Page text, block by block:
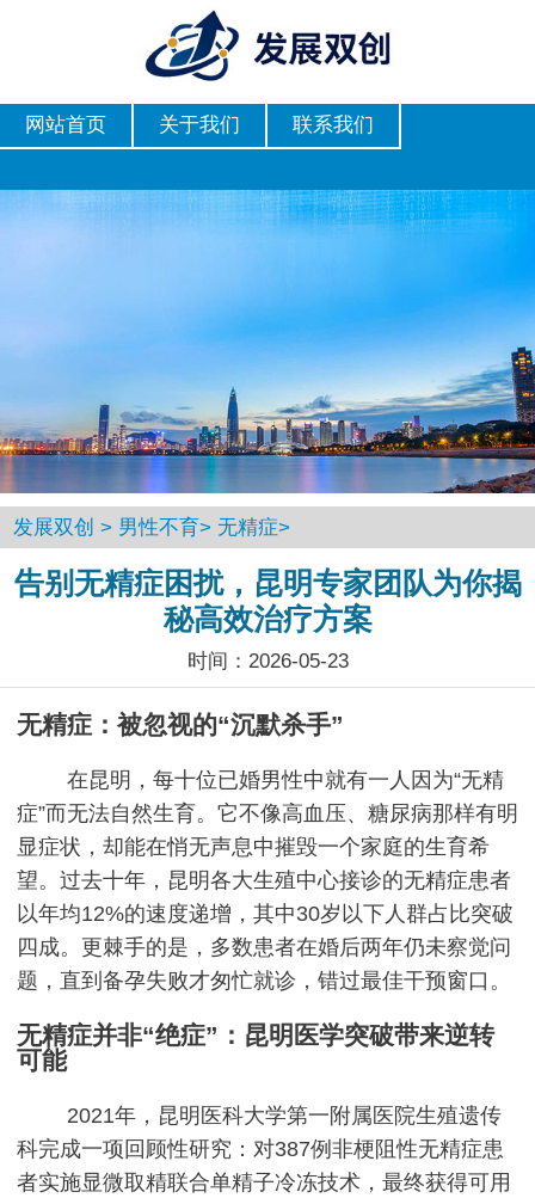
网站首页 关于我们 联系我们
发展双创 > 男性不育> 无精症>
告别无精症困扰，昆明专家团队为你揭
秘高效治疗方案
时间：2026-05-23
无精症：被忽视的“沉默杀手”
在昆明，每十位已婚男性中就有一人因为“无精
症”而无法自然生育。它不像高血压、糖尿病那样有明
显症状，却能在悄无声息中摧毁一个家庭的生育希
望。过去十年，昆明各大生殖中心接诊的无精症患者
以年均12%的速度递增，其中30岁以下人群占比突破
四成。更棘手的是，多数患者在婚后两年仍未察觉问
题，直到备孕失败才匆忙就诊，错过最佳干预窗口。
无精症并非“绝症”：昆明医学突破带来逆转
可能
2021年，昆明医科大学第一附属医院生殖遗传
科完成一项回顾性研究：对387例非梗阻性无精症患
者实施显微取精联合单精子冷冻技术，最终获得可用